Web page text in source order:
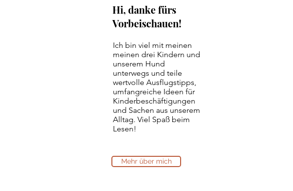
Hi, danke fürs
Vorbeischauen!
Ich bin viel mit meinen
meinen drei Kindern und
unserem Hund
unterwegs und teile
wertvolle Ausflugstipps,
umfangreiche Ideen für
Kinderbeschäftigungen
und Sachen aus unserem
Alltag. Viel Spaß beim
Lesen!
Mehr über mich